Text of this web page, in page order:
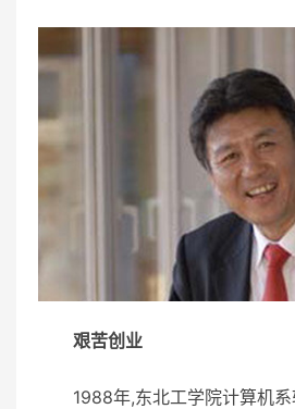
艰苦创业
1988年,东北工学院计算机